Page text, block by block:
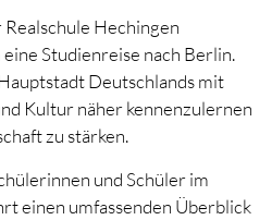
Hechingen
Studienreise nach Berlin.
Deutschlands mit
Kultur näher kennenzulernen
zu stärken.
und Schüler im
einen umfassenden Überblick